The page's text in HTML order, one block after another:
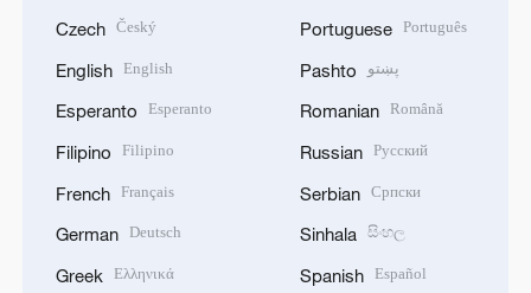
Czech Český
English English
Esperanto Esperanto
Filipino Filipino
French Français
German Deutsch
Greek Ελληνικά
Portuguese Português
Pashto پښتو
Romanian Română
Russian Русский
Serbian Српски
Sinhala සිංහල
Spanish Español